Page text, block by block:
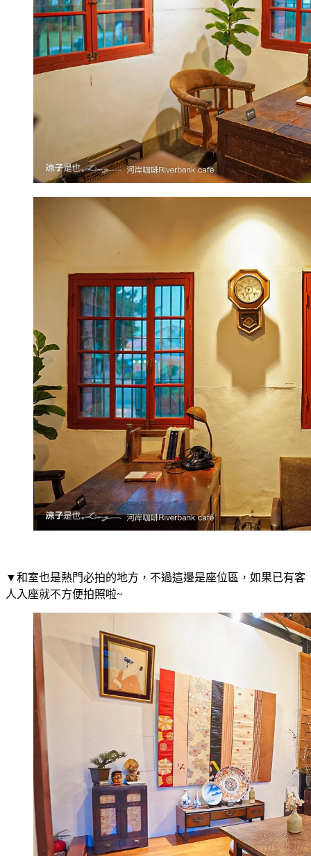
▼和室也是熱門必拍的地方，不過這邊是座位區，如果已有客
人入座就不方便拍照啦~